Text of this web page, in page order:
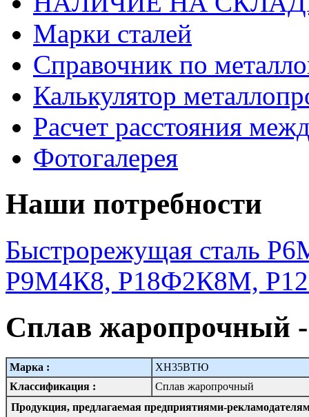
Марки сталей
Справочник по
Калькулятор
Расчет расстояния
Фотогалерея
Наши потребности
Быстрорежущая сталь
Р9М4К8, Р18Ф2К8М,
Сплав
Марка :
ХН35ВТЮ
Классификация :
Сплав жаропрочный
Продукция, предлагаемая предприятиями-